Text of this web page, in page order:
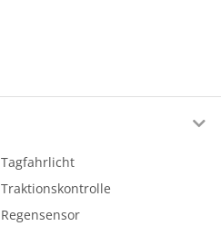
Tagfahrlicht
Traktionskontrolle
Regensensor